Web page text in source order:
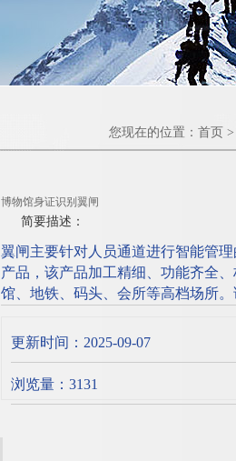
您现在的位置： 首页 >
博物馆身证识别翼闸
简要描述：
翼闸主要针对人员通道进行智能管
产品，该产品加工精细、功能齐全
馆、地铁、码头、会所等高档场所
别设备的使用， 博物馆身证识别翼闸
更新时间：2025-09-07
浏览量：3131